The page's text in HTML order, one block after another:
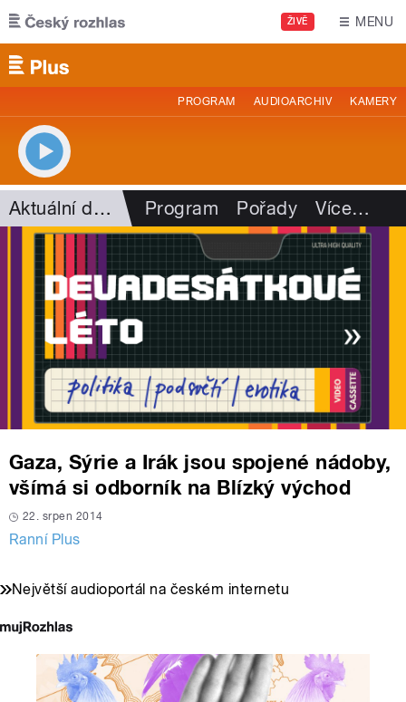
Přejít k hlavnímu obsahu
ŽIVĚ MENU
PROGRAM AUDIOARCHIV KAMERY
Aktuální dění Program Pořady Více…
Gaza, Sýrie a Irák jsou spojené nádoby,
všímá si odborník na Blízký východ
22. srpen 2014
Ranní Plus
Největší audioportál na českém internetu